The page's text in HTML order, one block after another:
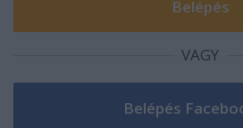
VAGY